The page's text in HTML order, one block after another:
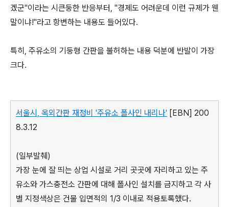
겠군"이라는 시큰둥한 반응부터, "경제도 어려운데 이런 규제가 웬
말이냐!"라고 항변하는 내용도 들어있다.
특히, 주유소의 기둥형 간판을 불허하는 내용 덕분에 반발이 가장
크다.
서울시, 옥외간판 재정비 '주유소 폴사인 내리나' [EBN] 200
8.3.12
(일부발췌)
가장 눈에 잘 띄는 상업 시설로 거리 곳곳에 자리하고 있는 주
유소와 가스충전소 간판에 대해 폴사인 설치를 금지하고 각 사
별 지정색상은 건물 입면적의 1/3 이내로 적용토록했다.